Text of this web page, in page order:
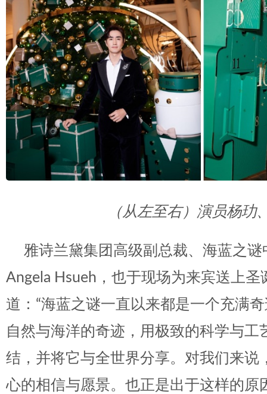
（从左至右） 演员杨玏
雅诗兰黛集团高级副总裁、海蓝之
Angela Hsueh，也于现场为来宾送上圣
道：“海蓝之谜一直以来都是一个充满
自然与海洋的奇迹，用极致的科学与工
结，并将它与全世界分享。对我们来说
心的相信与愿景。也正是出于这样的原